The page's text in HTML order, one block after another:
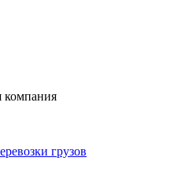
компания
грузов